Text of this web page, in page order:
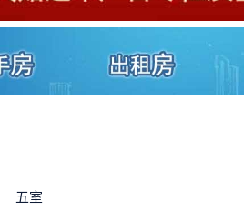
五室